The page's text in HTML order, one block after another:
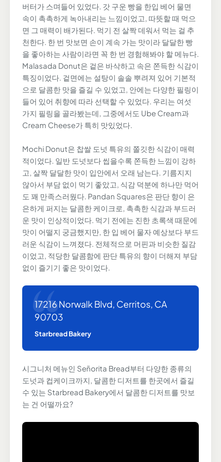
버터가 스며들어 있었다. 갓 구운 빵을 한입 베어 물면
속이 촉촉하게 녹아내리는 느낌이었고, 따뜻할 때 먹으
면 그 매력이 배가된다. 먹기 전 살짝 데워서 먹는 걸 추
천한다. 한 번 맛보면 손이 계속 가는 맛이라 달달한 빵
을 좋아하는 사람이라면 꼭 한 번 경험해봐야 할 메뉴다.
Malasada Donut은 겉은 바삭하고 속은 쫀득한 식감이
특징이었다. 겉면에는 설탕이 솔솔 뿌려져 있어 기본적
으로 달콤한 맛을 즐길 수 있었고, 안에는 다양한 필링이
들어 있어 취향에 따라 선택할 수 있었다. 우리는 여섯
가지 필링을 골라봤는데, 그중에서도 Ube Cream과
Cream Cheese가 특히 맛있었다.
Mochi Donut은 찹쌀 도넛 특유의 쫄깃한 식감이 매력
적이었다. 일반 도넛보다 씹을수록 쫀득한 느낌이 강하
고, 살짝 달달한 맛이 입안에서 오래 남는다. 기름지지
않아서 부담 없이 먹기 좋았고, 식감 덕분에 하나만 먹어
도 꽤 만족스러웠다. Pandan Squares은 판단 향이 은
은하게 퍼지는 달콤한 케이크로, 촉촉한 식감과 부드러
운 맛이 인상적이었다. 먹기 전에는 진한 초록색 때문에
맛이 어떨지 궁금했지만, 한 입 베어 물자 예상보다 부드
러운 식감이 느껴졌다. 전체적으로 머핀과 비슷한 질감
이었고, 적당한 달콤함에 판단 특유의 향이 더해져 부담
없이 즐기기 좋은 맛이었다.
17216 Norwalk Blvd, Cerritos, CA
90703
Starbread Bakery
시그니처 메뉴인 Señorita Bread부터 다양한 종류의
도넛과 컵케이크까지, 달콤한 디저트를 한곳에서 즐길
수 있는 Starbread Bakery에서 달콤한 디저트를 맛보
는 건 어떨까요?